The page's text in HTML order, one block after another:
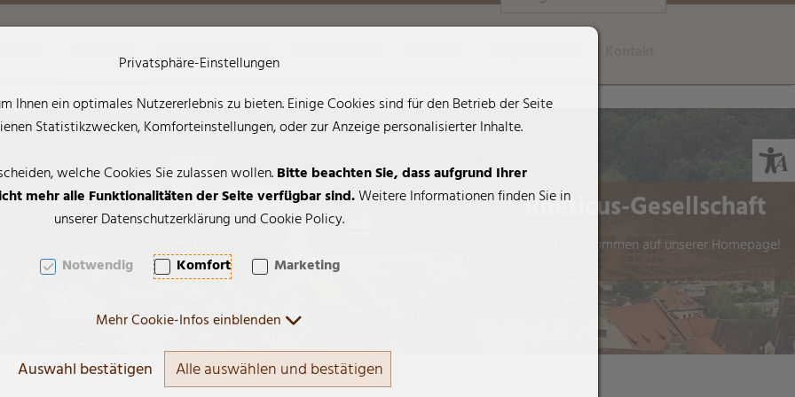
+ 2]
Rückblick Natur und Umwelt
Rheticus-Gesellschaft
Herzlich willkommen auf unserer Homepage!
Privatsphäre-Einstellungen
Ihnen ein optimales Nutzererlebnis zu bieten. Einige Cookies sind für den Betrieb der Seite
Statistikzwecken, Komforteinstellungen, oder zur Anzeige personalisierter Inhalte.
welche Cookies Sie zulassen wollen.Bitte beachten Sie, dass aufgrund Ihrer
mehr alle Funktionalitäten der Seite verfügbar sind.Weitere Informationen finden Sie in
unserer Datenschutzerklärung und Cookie Policy.
Notwendig
Komfort Marketing
Mehr Cookie-Infos einblenden
Auswahl bestätigen Alle auswählen und bestätigen